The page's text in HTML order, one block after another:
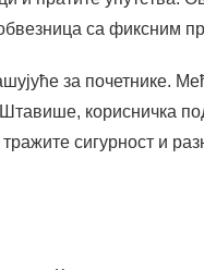
Користи
када бесплатно
Упркос
нуди онлајн